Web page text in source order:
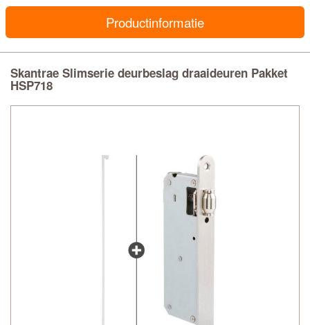
Productinformatie
Skantrae Slimserie deurbeslag draaideuren Pakket
HSP718